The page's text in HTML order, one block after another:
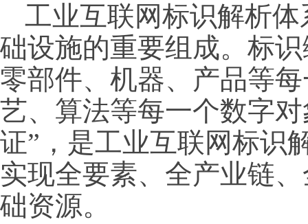
工业互联网标识解析
础设施的重要组成。标
零部件、机器、产品等
艺、算法等每一个数字
证”，是工业互联网标识
实现全要素、全产业链
础资源。